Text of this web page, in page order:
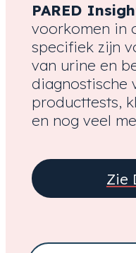
PARED
voorkomen in
specifiek zijn
van urine en
diagnostische
producttests,
en nog veel
Zie